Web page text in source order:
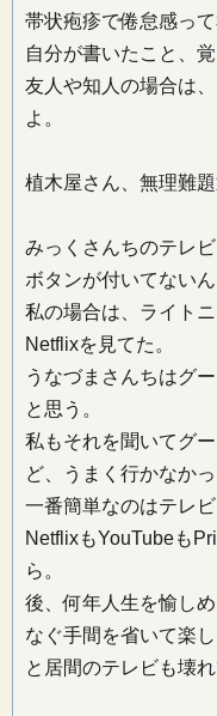
帯状疱疹で倦怠感っ
自分が書いたこと、覚
友人や知人の場合は
よ。
植木屋さん、無理難
みっくさんちのテレ
ボタンが付いてない
私の場合は、ライト
Netflixを見てた。
うなづまさんちはグ
と思う。
私もそれを聞いてグ
ど、うまく行かなかっ
一番簡単なのはテレ
NetflixもYouTubeも
ら。
後、何年人生を愉し
なぐ手間を省いて楽し
と居間のテレビも壊